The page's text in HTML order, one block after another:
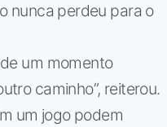
nunca perdeu para o
um momento
caminho”, reiterou.
um jogo podem